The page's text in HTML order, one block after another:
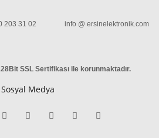
203 31 02 info @ ersinelektronik.com
SSL Sertifikası ile korunmaktadır.
Sosyal Medya